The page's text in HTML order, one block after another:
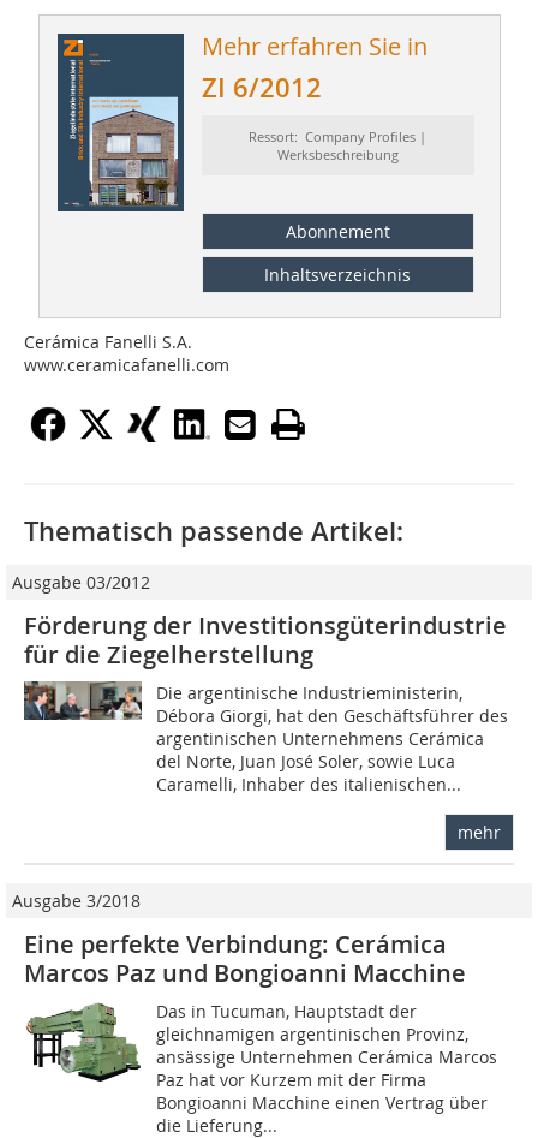
Mehr erfahren Sie in
ZI 6/2012
Ressort: Company Profiles |
Werksbeschreibung
Abonnement
Inhaltsverzeichnis
Cerámica Fanelli S.A.
www.ceramicafanelli.com
Thematisch passende Artikel:
Ausgabe 03/2012
Förderung der Investitionsgüterindustrie
für die Ziegelherstellung
Die argentinische Industrieministerin,
Débora Giorgi, hat den Geschäftsführer des
argentinischen Unternehmens Cerámica
del Norte, Juan José Soler, sowie Luca
Caramelli, Inhaber des italienischen...
mehr
Ausgabe 3/2018
Eine perfekte Verbindung: Cerámica
Marcos Paz und Bongioanni Macchine
Das in Tucuman, Hauptstadt der
gleichnamigen argentinischen Provinz,
ansässige Unternehmen Cerámica Marcos
Paz hat vor Kurzem mit der Firma
Bongioanni Macchine einen Vertrag über
die Lieferung...